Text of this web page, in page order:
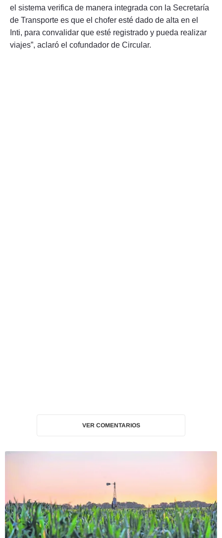
el sistema verifica de manera integrada con la Secretaría
de Transporte es que el chofer esté dado de alta en el
Inti, para convalidar que esté registrado y pueda realizar
viajes”, aclaró el cofundador de Circular.
VER COMENTARIOS